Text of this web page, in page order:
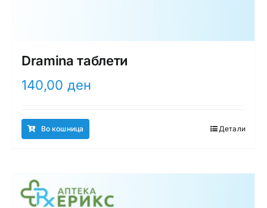
Dramina таблети
140,00 ден
Во кошница Детали